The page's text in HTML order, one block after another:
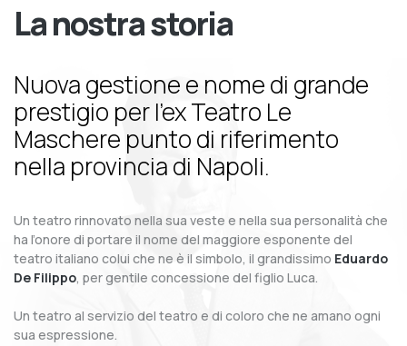
La nostra storia
Nuova gestione e nome di grande
prestigio per l’ex Teatro Le
Maschere punto di riferimento
nella provincia di Napoli.
Un teatro rinnovato nella sua veste e nella sua personalità che
ha l’onore di portare il nome del maggiore esponente del
teatro italiano colui che ne è il simbolo, il grandissimo Eduardo
De Filippo, per gentile concessione del figlio Luca.
Un teatro al servizio del teatro e di coloro che ne amano ogni
sua espressione.